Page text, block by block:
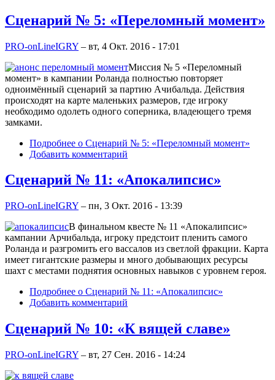
Сценарий № 5: «Переломный момент»
PRO-onLineIGRY – вт, 4 Окт. 2016 - 17:01
Миссия № 5 «Переломный
момент» в кампании Роланда полностью повторяет
одноимённый сценарий за партию Ачибальда. Действия
происходят на карте маленьких размеров, где игроку
необходимо одолеть одного соперника, владеющего тремя
замками.
Подробнее о Сценарий № 5: «Переломный момент»
Добавить комментарий
Сценарий № 11: «Апокалипсис»
PRO-onLineIGRY – пн, 3 Окт. 2016 - 13:39
В финальном квесте № 11 «Апокалипсис»
кампании Арчибальда, игроку предстоит пленить самого
Роланда и разгромить его вассалов из светлой фракции. Карта
имеет гигантские размеры и много добывающих ресурсы
шахт с местами поднятия основных навыков с уровнем героя.
Подробнее о Сценарий № 11: «Апокалипсис»
Добавить комментарий
Сценарий № 10: «К вящей славе»
PRO-onLineIGRY – вт, 27 Сен. 2016 - 14:24